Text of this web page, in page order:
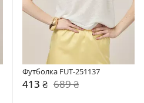
Футболка FUT-251137
413 ₴ 689 ₴